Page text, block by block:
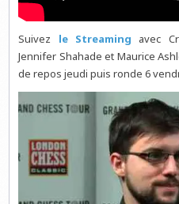
Suivez le Streaming avec
Jennifer Shahade et Maurice
de repos jeudi puis ronde 6